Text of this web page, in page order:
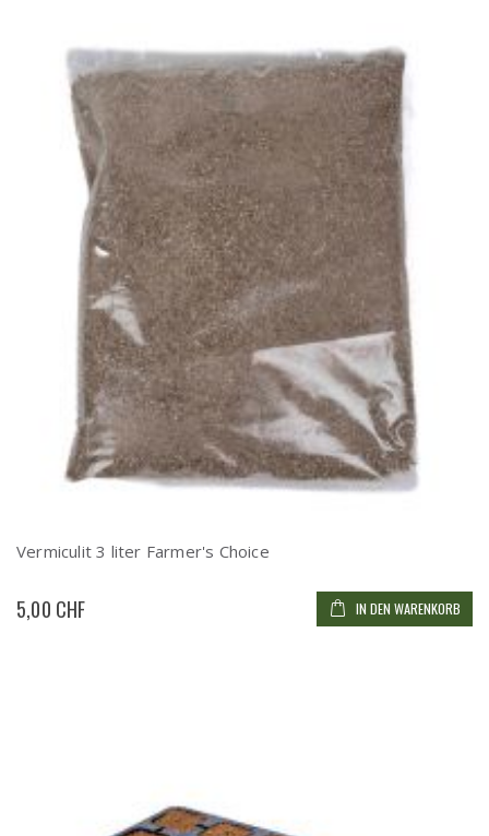
Vermiculit 3 liter Farmer's Choice
5,00 CHF IN DEN WARENKORB